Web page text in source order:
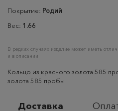
Покрытие: Родий
Вес: 1.66
В редких случаях изделие может иметь
и в описании
Кольцо из красного золота 585
золота 585 пробы
Доставка